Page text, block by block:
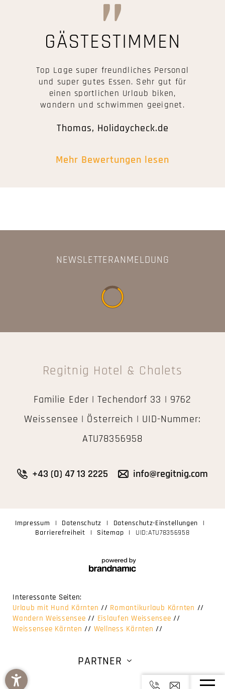
GÄSTESTIMMEN
Top Lage super freundliches Personal
und super gutes Essen. Sehr gut für
einen sportlichen Urlaub biken,
wandern und schwimmen geeignet.
Thomas, Holidaycheck.de
Mehr Bewertungen lesen
NEWSLETTERANMELDUNG
Regitnig Hotel & Chalets
Familie Eder | Techendorf 33 | 9762
Weissensee | Österreich | UID-Nummer:
ATU78356958
+43 (0) 47 13 2225 info@regitnig.com
Impressum | Datenschutz | Datenschutz-Einstellungen
|
Barrierefreiheit
| Sitemap | UID:ATU78356958
Interessante Seiten:
Urlaub mit Hund Kärnten // Romantikurlaub Kärnten //
Wandern Weissensee // Eislaufen Weissensee //
Weissensee Kärnten // Wellness Kärnten //
PARTNER